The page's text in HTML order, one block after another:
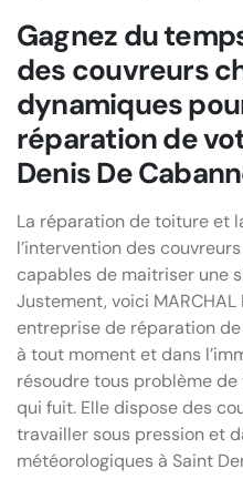
Gagnez du
des couvreurs
dynamiques
réparation de
Denis De
La réparation de toiture et
l’intervention des
capables de maitriser une
Justement, voici MARCHAL
entreprise de réparation
à tout moment et dans
résoudre tous problème
qui fuit. Elle dispose des
travailler sous pression et
météorologiques à Saint